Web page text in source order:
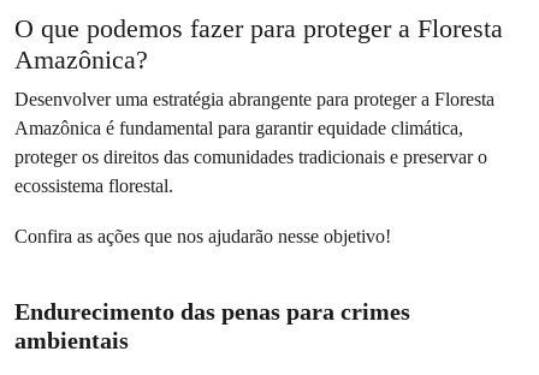
O que podemos fazer para proteger a Floresta
Amazônica?
Desenvolver uma estratégia abrangente para proteger a Floresta
Amazônica é fundamental para garantir equidade climática,
proteger os direitos das comunidades tradicionais e preservar o
ecossistema florestal.
Confira as ações que nos ajudarão nesse objetivo!
Endurecimento das penas para crimes
ambientais